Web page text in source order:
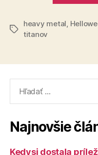
Značky
heavy metal,
titanov
Najnovšie
Kedysi dostala